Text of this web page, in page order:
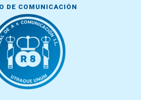
DE COMUNICACIÓN